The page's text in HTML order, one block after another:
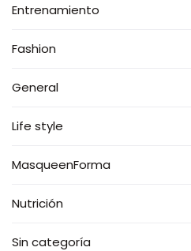
Entrenamiento
Fashion
General
Life style
MasqueenForma
Nutrición
Sin categoría